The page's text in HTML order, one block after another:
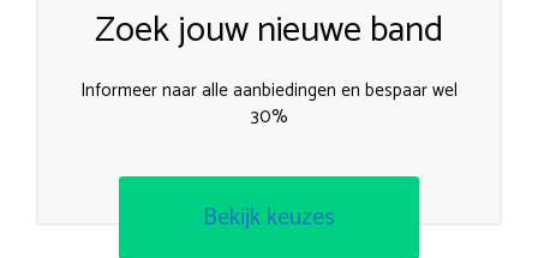
Zoek jouw nieuwe band
Informeer naar alle aanbiedingen en bespaar wel
30%
Bekijk keuzes